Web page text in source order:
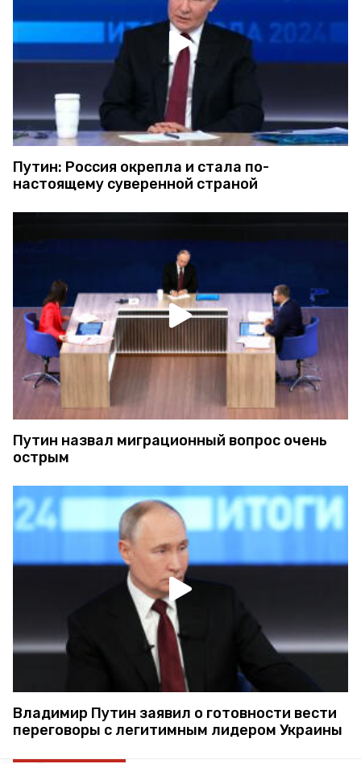
Путин: Россия окрепла и стала по-
настоящему суверенной страной
Путин назвал миграционный вопрос очень
острым
Владимир Путин заявил о готовности вести
переговоры с легитимным лидером Украины